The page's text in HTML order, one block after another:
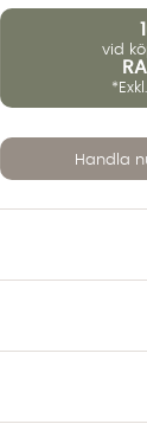
vid
Handla